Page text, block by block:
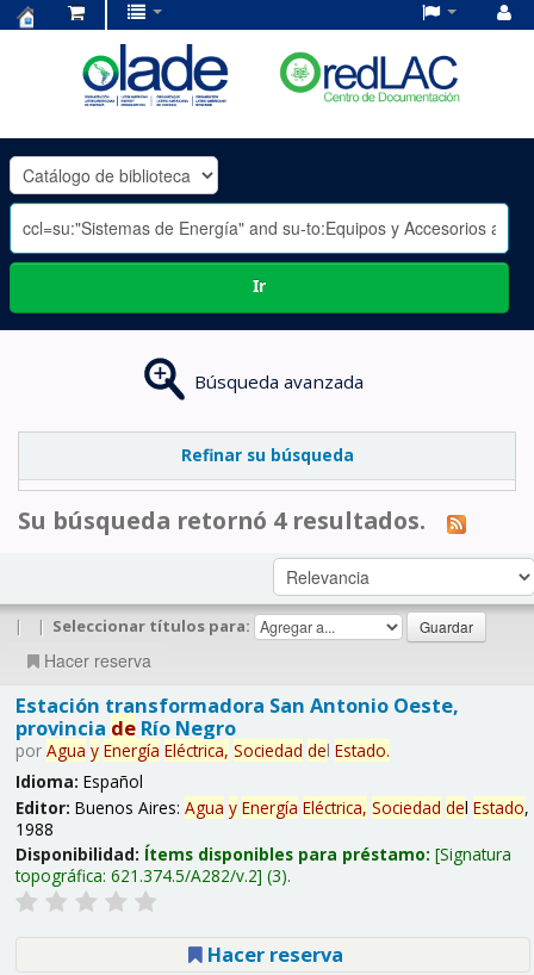
OLADE
-
Ir
Búsqueda avanzada
Refinar su búsqueda
Su búsqueda retornó 4 resultados.
| | Seleccionar títulos para:
Hacer reserva
Estación transformadora San Antonio Oeste,
provincia deRío Negro
por Agua y Energía Eléctrica, Sociedad del Estado.
Idioma: Español
Editor: Buenos Aires: Agua y Energía Eléctrica, Sociedad del Estado,
1988
Disponibilidad: Ítems disponibles para préstamo: Signatura
topográfica: 621.374.5/A282/v.2 (3).
Hacer reserva